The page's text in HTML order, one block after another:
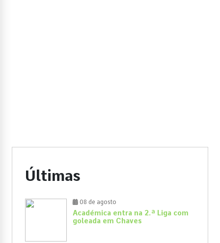
Últimas
08 de agosto
Académica entra na 2.ª Liga com
goleada em Chaves